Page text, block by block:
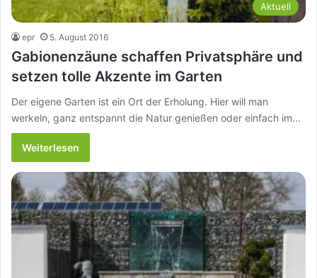
Aktuell
epr 5. August 2016
Gabionenzäune schaffen Privatsphäre und
setzen tolle Akzente im Garten
Der eigene Garten ist ein Ort der Erholung. Hier will man
werkeln, ganz entspannt die Natur genießen oder einfach im…
Weiterlesen